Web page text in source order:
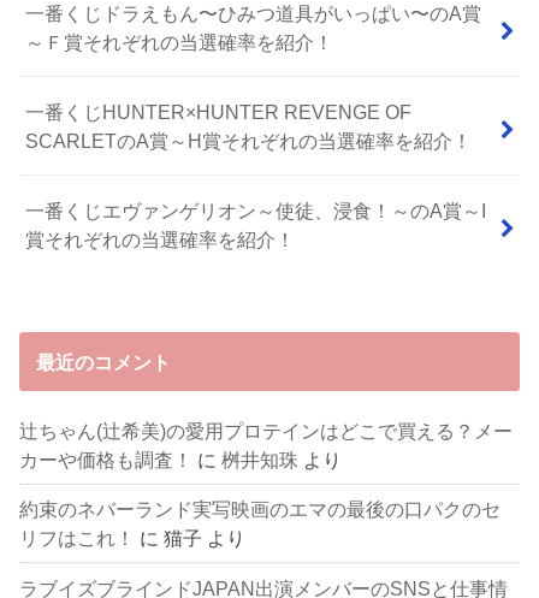
⼀番くじドラえもん〜ひみつ道具がいっぱい〜のA賞
～Ｆ賞それぞれの当選確率を紹介！
一番くじHUNTER×HUNTER REVENGE OF
SCARLETのA賞～H賞それぞれの当選確率を紹介！
一番くじエヴァンゲリオン～使徒、浸食！～のA賞～I
賞それぞれの当選確率を紹介！
最近のコメント
辻ちゃん(辻希美)の愛用プロテインはどこで買える？メー
カーや価格も調査！
に桝井知珠 より
約束のネバーランド実写映画のエマの最後の口パクのセ
リフはこれ！
に猫子 より
ラブイズブラインドJAPAN出演メンバーのSNSと仕事情